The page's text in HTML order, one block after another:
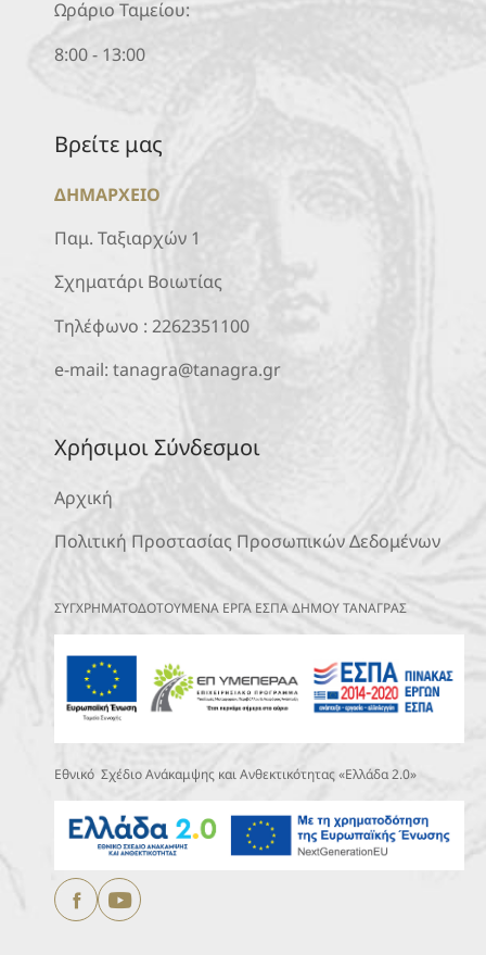
Ωράριο Ταμείου:
8:00 - 13:00
Βρείτε μας
ΔΗΜΑΡΧΕΙΟ
Παμ. Ταξιαρχών 1
Σχηματάρι Βοιωτίας
Τηλέφωνο : 2262351100
e-mail: tanagra@tanagra.gr
Χρήσιμοι Σύνδεσμοι
Αρχική
Πολιτική Προστασίας Προσωπικών Δεδομένων
ΣΥΓΧΡΗΜΑΤΟΔΟΤΟΥΜΕΝΑ ΕΡΓΑ ΕΣΠΑ ΔΗΜΟΥ ΤΑΝΑΓΡΑΣ
Εθνικό Σχέδιο Ανάκαμψης και Ανθεκτικότητας «Ελλάδα 2.0»